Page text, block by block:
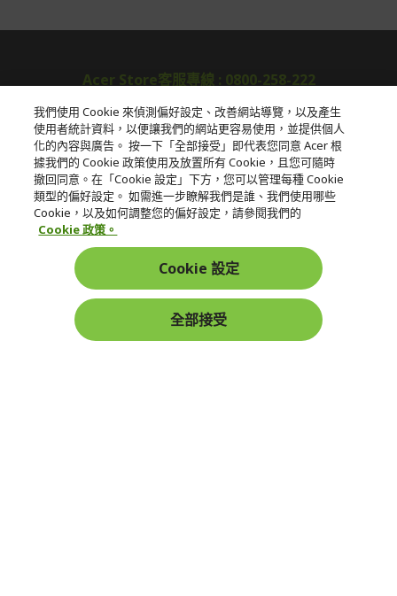
Acer Store客服專線 : 0800-258-222
關於宏碁
服務
宏碁網路商城
在社群上追蹤 Acer
我們使用 Cookie 來偵測偏好設定、改善網站導覽，以及產生
使用者統計資料，以便讓我們的網站更容易使用，並提供個人
化的內容與廣告。 按一下「全部接受」即代表您同意 Acer 根
據我們的 Cookie 政策使用及放置所有 Cookie，且您可隨時
撤回同意。在「Cookie 設定」下方，您可以管理每種 Cookie
類型的偏好設定。 如需進一步瞭解我們是誰、我們使用哪些
Cookie，以及如何調整您的偏好設定，請參閱我們的
Cookie 政策。
Cookie 設定
全部接受